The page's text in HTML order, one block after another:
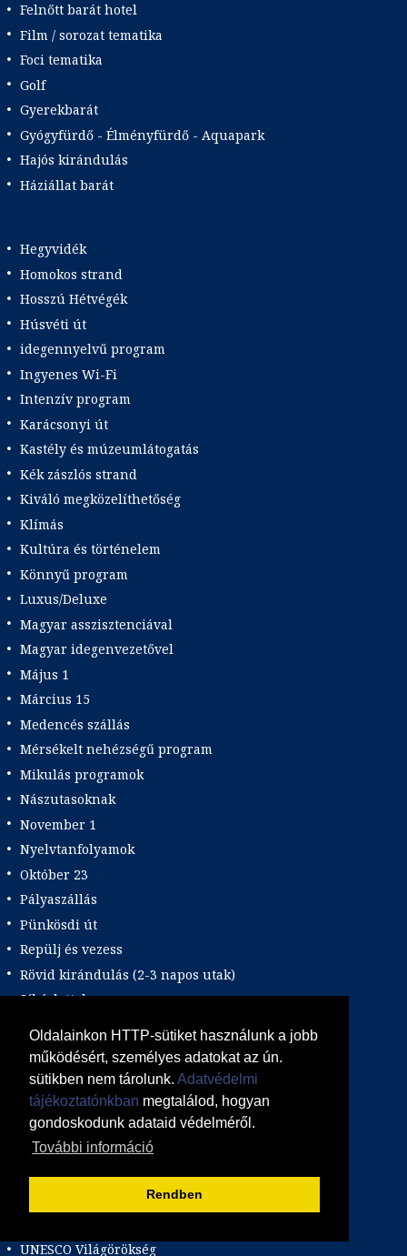
Oldalainkon HTTP-sütiket használunk a jobb
működésért, személyes adatokat az ún.
sütikben nem tárolunk. Adatvédelmi
tájékoztatónkban megtalálod, hogyan
gondoskodunk adataid védelméről.
További információ
Rendben
Felnőtt barát hotel
Film / sorozat tematika
Foci tematika
Golf
Gyerekbarát
Gyógyfürdő - Élményfürdő - Aquapark
Hajós kirándulás
Háziállat barát
Hegyvidék
Homokos strand
Hosszú Hétvégék
Húsvéti út
idegennyelvű program
Ingyenes Wi-Fi
Intenzív program
Karácsonyi út
Kastély és múzeumlátogatás
Kék zászlós strand
Kiváló megközelíthetőség
Klímás
Kultúra és történelem
Könnyű program
Luxus/Deluxe
Magyar asszisztenciával
Magyar idegenvezetővel
Május 1
Március 15
Medencés szállás
Mérsékelt nehézségű program
Mikulás programok
Nászutasoknak
November 1
Nyelvtanfolyamok
Október 23
Pályaszállás
Pünkösdi út
Repülj és vezess
Rövid kirándulás (2-3 napos utak)
Síbérlettel
Sportolási lehetőség
Szafari program
Szilveszteri út
Témaparkok
Tengerpart
Természetbarát
UNESCO Világörökség